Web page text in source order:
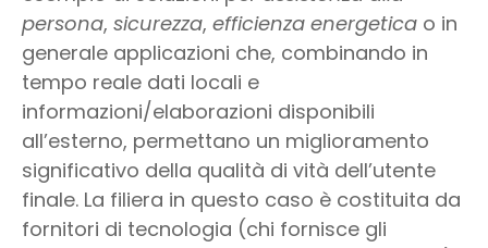
persona, sicurezza, efficienza energetica o in
generale applicazioni che, combinando in
tempo reale dati locali e
informazioni/elaborazioni disponibili
all’esterno, permettano un miglioramento
significativo della qualità di vità dell’utente
finale. La filiera in questo caso è costituita da
fornitori di tecnologia (chi fornisce gli